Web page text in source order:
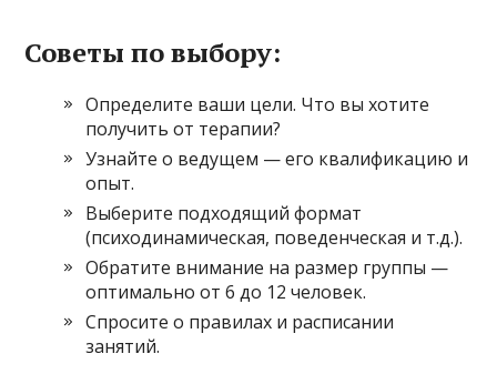
Советы по выбору:
Определите ваши цели. Что вы хотите
получить от терапии?
Узнайте о ведущем — его квалификацию и
опыт.
Выберите подходящий формат
(психодинамическая, поведенческая и т.д.).
Обратите внимание на размер группы —
оптимально от 6 до 12 человек.
Спросите о правилах и расписании
занятий.